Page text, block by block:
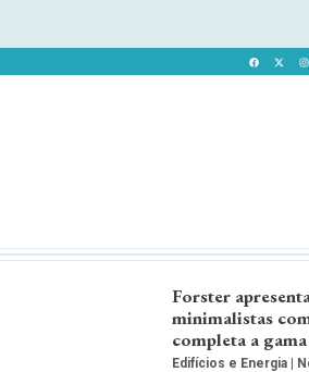
Forster
minimalistas
completa a
Edifícios e Energia